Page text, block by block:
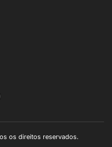
os direitos reservados.